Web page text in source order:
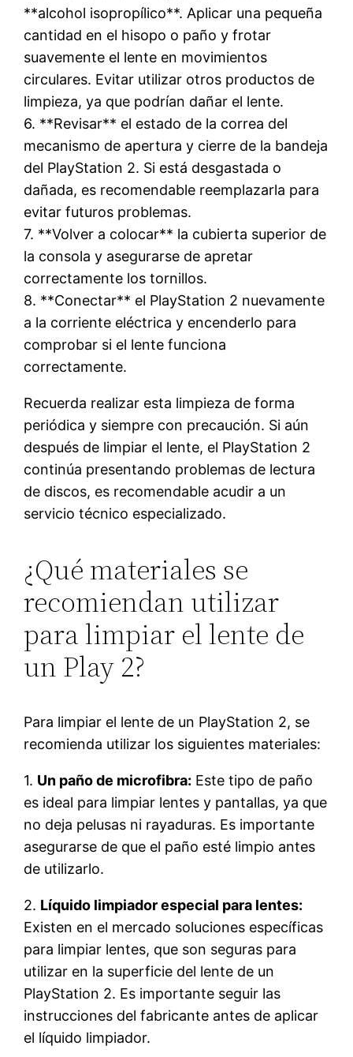
**alcohol isopropílico**. Aplicar una pequeña
cantidad en el hisopo o paño y frotar
suavemente el lente en movimientos
circulares. Evitar utilizar otros productos de
limpieza, ya que podrían dañar el lente.
6. **Revisar** el estado de la correa del
mecanismo de apertura y cierre de la bandeja
del PlayStation 2. Si está desgastada o
dañada, es recomendable reemplazarla para
evitar futuros problemas.
7. **Volver a colocar** la cubierta superior de
la consola y asegurarse de apretar
correctamente los tornillos.
8. **Conectar** el PlayStation 2 nuevamente
a la corriente eléctrica y encenderlo para
comprobar si el lente funciona
correctamente.
Recuerda realizar esta limpieza de forma
periódica y siempre con precaución. Si aún
después de limpiar el lente, el PlayStation 2
continúa presentando problemas de lectura
de discos, es recomendable acudir a un
servicio técnico especializado.
¿Qué materiales se
recomiendan utilizar
para limpiar el lente de
un Play 2?
Para limpiar el lente de un PlayStation 2, se
recomienda utilizar los siguientes materiales:
1. Un paño de microfibra: Este tipo de paño
es ideal para limpiar lentes y pantallas, ya que
no deja pelusas ni rayaduras. Es importante
asegurarse de que el paño esté limpio antes
de utilizarlo.
2. Líquido limpiador especial para lentes:
Existen en el mercado soluciones específicas
para limpiar lentes, que son seguras para
utilizar en la superficie del lente de un
PlayStation 2. Es importante seguir las
instrucciones del fabricante antes de aplicar
el líquido limpiador.